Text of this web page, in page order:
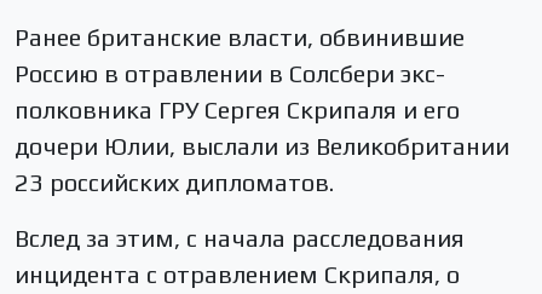
Ранее британские власти, обвинившие
Россию в отравлении в Солсбери экс-
полковника ГРУ Сергея Скрипаля и его
дочери Юлии, выслали из Великобритании
23 российских дипломатов.
Вслед за этим, с начала расследования
инцидента с отравлением Скрипаля, о